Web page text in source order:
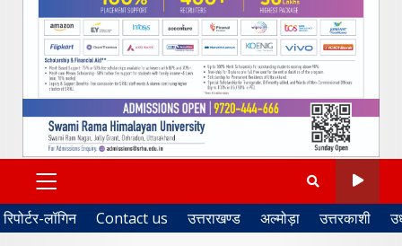
PRIMARY
MENU
रिपोर्टर-लॉगिन Contact us उत्तराखण्ड अल्मोड़ा उत्तरकाशी